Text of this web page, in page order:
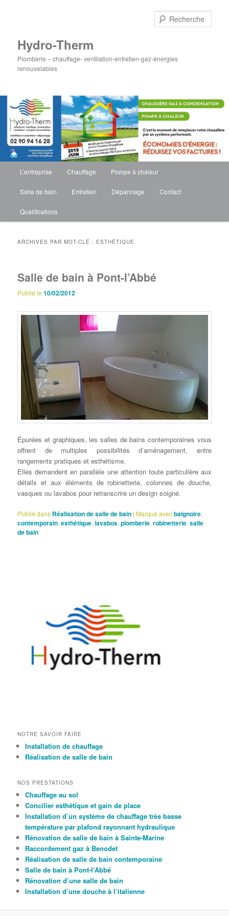
Hydro-Therm
Plomberie – chauffage- ventilation-entretien-gaz-énergies
renouvelables
principal
Aller
au
contenu
principal
Aller
au
contenu
secondaire
L’entreprise Chauffage Pompe à chaleur
Salle de bain Entretien Dépannage Contact
Qualifications
ARCHIVES PAR MOT-CLÉ : ESTHÉTIQUE
Salle de bain à Pont-l’Abbé
Publié le10/02/2012
Épurées et graphiques, les salles de bains contemporaines vous
offrent de multiples possibilités d’aménagement, entre
rangements pratiques et esthétisme.
Elles demandent en parallèle une attention toute particulière aux
détails et aux éléments de robinetterie, colonnes de douche,
vasques ou lavabos pour retranscrire un design soigné.
Publié dans Réalisation de salle de bain |Marqué avecbaignoire,
contemporain,esthétique,lavabos,plomberie,robinetterie,salle
de bain
NOTRE SAVOIR FAIRE
Installation de chauffage
Réalisation de salle de bain
NOS PRESTATIONS
Chauffage au sol
Concilier esthétique et gain de place
Installation d’un système de chauffage très basse
température par plafond rayonnant hydraulique
Rénovation de salle de bain à Sainte-Marine
Raccordement gaz à Benodet
Réalisation de salle de bain contemporaine
Salle de bain à Pont-l’Abbé
Rénovation d’une salle de bain
Installation d’une douche à l’italienne